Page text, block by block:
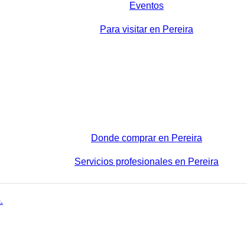
Eventos
Para visitar en Pereira
Donde comprar en Pereira
Servicios profesionales en Pereira